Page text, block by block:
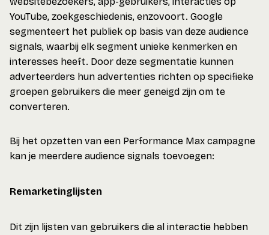
YouTube, zoekgeschiedenis, enzovoort. Google
segmenteert het publiek op basis van deze audience
signals, waarbij elk segment unieke kenmerken en
interesses heeft. Door deze segmentatie kunnen
adverteerders hun advertenties richten op specifieke
groepen gebruikers die meer geneigd zijn om te
converteren.
Bij het opzetten van een Performance Max campagne
kan je meerdere audience signals toevoegen:
Remarketinglijsten
Dit zijn lijsten van gebruikers die al interactie hebben